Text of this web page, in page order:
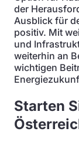
der
Ausblick für
positiv. Mit
und
weiterhin an
wichtigen
Starten